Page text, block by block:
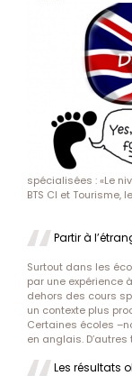
spécialisées : «Le
BTS CI et
Partir à
Surtout dans les
par une expérience
dehors des cours
un contexte plus
Certaines écoles
en anglais.
Les résultats